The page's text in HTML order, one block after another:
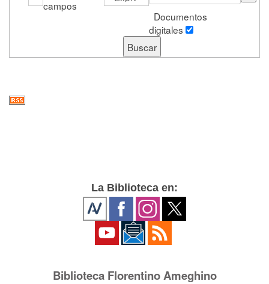
campos
Documentos
digitales
La Biblioteca en:
Biblioteca Florentino Ameghino